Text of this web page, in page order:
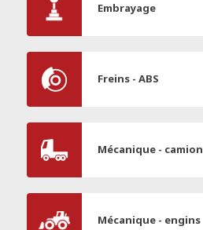
Embrayage
Freins - ABS
Mécanique - camion
Mécanique - engins